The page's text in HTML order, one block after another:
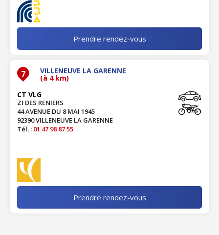
Prendre rendez-vous
7 VILLENEUVE LA GARENNE
(à 4 km)
CT VLG
ZI DES RENIERS
44 AVENUE DU 8 MAI 1945
92390 VILLENEUVE LA GARENNE
Tél. : 01 47 98 87 55
Prendre rendez-vous